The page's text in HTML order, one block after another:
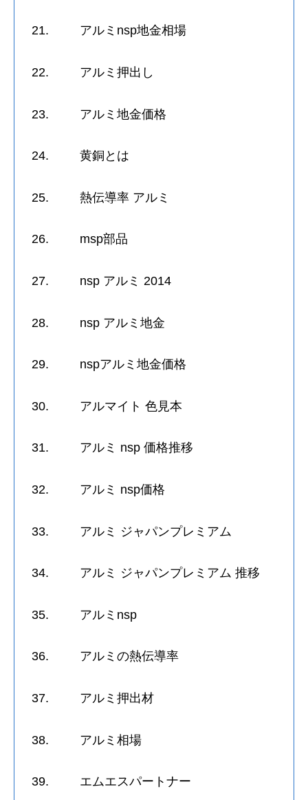
21. アルミnsp地金相場
22. アルミ押出し
23. アルミ地金価格
24. 黄銅とは
25. 熱伝導率 アルミ
26. msp部品
27. nsp アルミ 2014
28. nsp アルミ地金
29. nspアルミ地金価格
30. アルマイト 色見本
31. アルミ nsp 価格推移
32. アルミ nsp価格
33. アルミ ジャパンプレミアム
34. アルミ ジャパンプレミアム 推移
35. アルミnsp
36. アルミの熱伝導率
37. アルミ押出材
38. アルミ相場
39. エムエスパートナー